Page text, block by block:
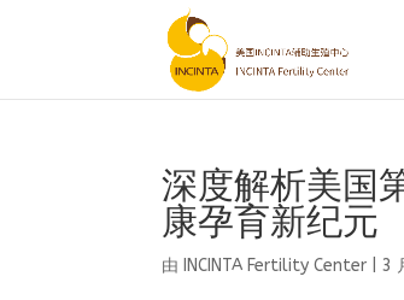
深度解析美国
康孕育新纪元
由 INCINTA Fertility Center |3